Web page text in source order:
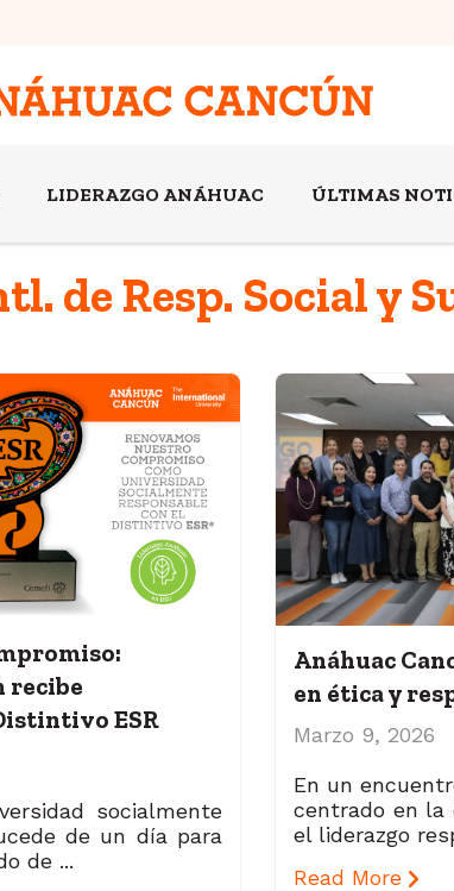
LIDERAZGO ANÁHUAC ÚLTIMAS
de Resp. Social y
recibe
ESR
socialmente
de un día para
de ...
Anáhuac
en ética y
Marzo 9, 2026
En un
centrado en la
el liderazgo
Read More